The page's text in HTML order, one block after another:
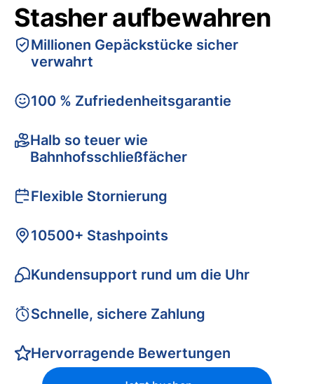
Stasher aufbewahren
Millionen Gepäckstücke sicher
verwahrt
100 % Zufriedenheitsgarantie
Halb so teuer wie
Bahnhofsschließfächer
Flexible Stornierung
10500+ Stashpoints
Kundensupport rund um die Uhr
Schnelle, sichere Zahlung
Hervorragende Bewertungen